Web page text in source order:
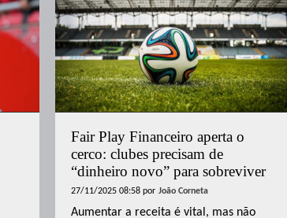
Fair Play Financeiro aperta o
cerco: clubes precisam de
“dinheiro novo” para sobreviver
27/11/2025 08:58 por João Corneta
Aumentar a receita é vital, mas não